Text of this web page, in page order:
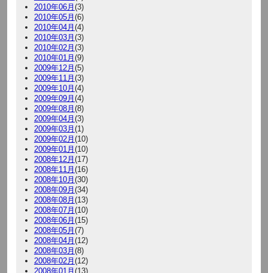
2010年06月(3)
2010年05月(6)
2010年04月(4)
2010年03月(3)
2010年02月(3)
2010年01月(9)
2009年12月(5)
2009年11月(3)
2009年10月(4)
2009年09月(4)
2009年08月(8)
2009年04月(3)
2009年03月(1)
2009年02月(10)
2009年01月(10)
2008年12月(17)
2008年11月(16)
2008年10月(30)
2008年09月(34)
2008年08月(13)
2008年07月(10)
2008年06月(15)
2008年05月(7)
2008年04月(12)
2008年03月(8)
2008年02月(12)
2008年01月(13)